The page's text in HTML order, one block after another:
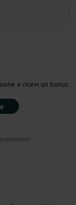
e ricevi un bonus.